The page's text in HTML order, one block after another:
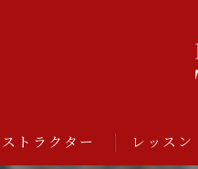
トラクター レッスン